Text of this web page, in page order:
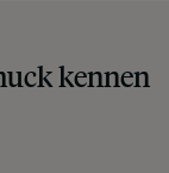
keine
kennen